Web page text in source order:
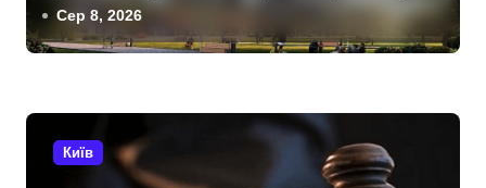
п
с
телефони мовчать, керівник
покинув місто
Сер 8, 2026
Київ